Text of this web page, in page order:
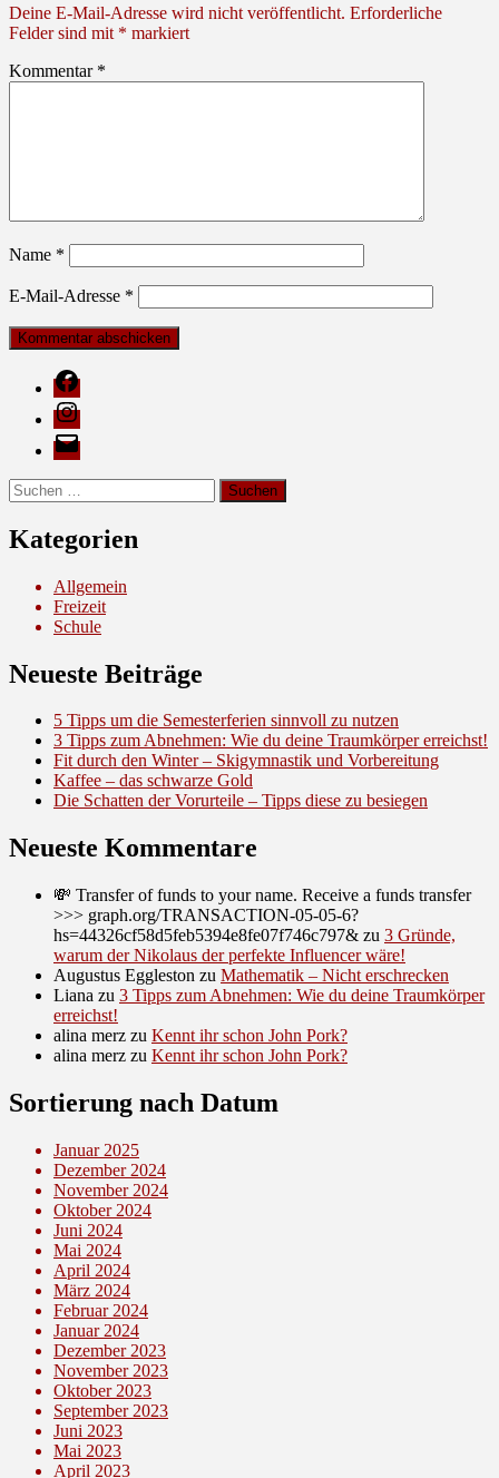
Deine E-Mail-Adresse wird nicht veröffentlicht. Erforderliche
Felder sind mit * markiert
Kommentar *
Name *
E-Mail-Adresse *
Facebook
Instagram
E-
Mail
Suche
nach:
Kategorien
Allgemein
Freizeit
Schule
Neueste Beiträge
5 Tipps um die Semesterferien sinnvoll zu nutzen
3 Tipps zum Abnehmen: Wie du deine Traumkörper erreichst!
Fit durch den Winter – Skigymnastik und Vorbereitung
Kaffee – das schwarze Gold
Die Schatten der Vorurteile – Tipps diese zu besiegen
Neueste Kommentare
💸 Transfer of funds to your name. Receive a funds transfer
>>> graph.org/TRANSACTION-05-05-6?
hs=44326cf58d5feb5394e8fe07f746c797& zu 3 Gründe,
warum der Nikolaus der perfekte Influencer wäre!
Augustus Eggleston zu Mathematik – Nicht erschrecken
Liana zu 3 Tipps zum Abnehmen: Wie du deine Traumkörper
erreichst!
alina merz zu Kennt ihr schon John Pork?
alina merz zu Kennt ihr schon John Pork?
Sortierung nach Datum
Januar 2025
Dezember 2024
November 2024
Oktober 2024
Juni 2024
Mai 2024
April 2024
März 2024
Februar 2024
Januar 2024
Dezember 2023
November 2023
Oktober 2023
September 2023
Juni 2023
Mai 2023
April 2023